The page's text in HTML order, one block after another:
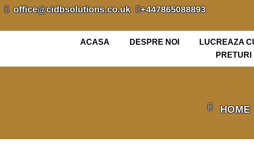
office@cidbsolutions.co.uk +447865088893
ACASA DESPRE NOI LUCREAZA
PRETURI
HOME